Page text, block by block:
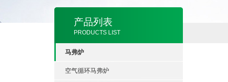
产品列表
PRODUCTS LIST
马弗炉
空气循环马弗炉